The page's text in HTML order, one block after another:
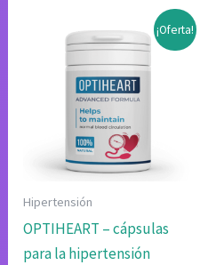
¡Oferta!
Hipertensión
OPTIHEART – cápsulas
para la hipertensión